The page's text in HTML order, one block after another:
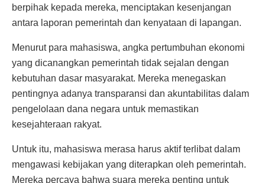
berpihak kepada mereka, menciptakan kesenjangan
antara laporan pemerintah dan kenyataan di lapangan.
Menurut para mahasiswa, angka pertumbuhan ekonomi
yang dicanangkan pemerintah tidak sejalan dengan
kebutuhan dasar masyarakat. Mereka menegaskan
pentingnya adanya transparansi dan akuntabilitas dalam
pengelolaan dana negara untuk memastikan
kesejahteraan rakyat.
Untuk itu, mahasiswa merasa harus aktif terlibat dalam
mengawasi kebijakan yang diterapkan oleh pemerintah.
Mereka percaya bahwa suara mereka penting untuk